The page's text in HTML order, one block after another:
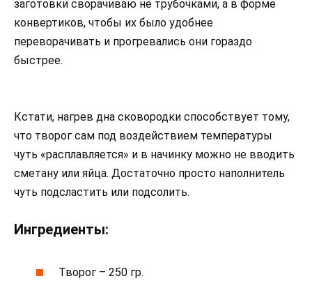
заготовки сворачиваю не трубочками, а в форме
конвертиков, чтобы их было удобнее
переворачивать и прогревались они гораздо
быстрее.
Кстати, нагрев дна сковородки способствует тому,
что творог сам под воздействием температуры
чуть «расплавляется» и в начинку можно не вводить
сметану или яйца. Достаточно просто наполнитель
чуть подсластить или подсолить.
Ингредиенты:
Творог – 250 гр.